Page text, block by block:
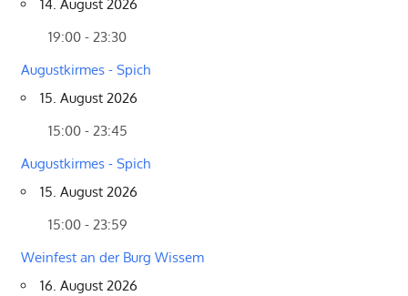
14. August 2026
19:00 - 23:30
Augustkirmes - Spich
15. August 2026
15:00 - 23:45
Augustkirmes - Spich
15. August 2026
15:00 - 23:59
Weinfest an der Burg Wissem
16. August 2026